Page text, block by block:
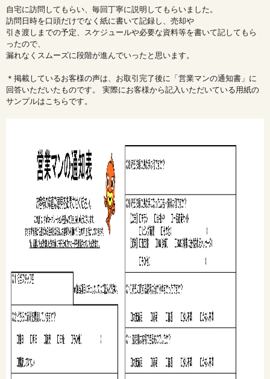
自宅に訪問してもらい、毎回丁寧に説明してもらいました。
訪問日時を口頭だけでなく紙に書いて記録し、売却や
引き渡しまでの予定、スケジュールや必要な資料等を書いて記してもら
ったので、
漏れなくスムーズに段階が進んでいったと思います。
＊掲載しているお客様の声は、お取引完了後に「営業マンの通知書」に
回答いただいたものです。 実際にお客様から記入いただいている用紙の
サンプルはこちらです。